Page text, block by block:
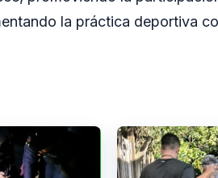
la práctica deportiva